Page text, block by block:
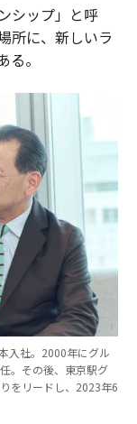
シップ」と呼
所に、新しいラ
。
入社。2000年にグル
。その後、東京駅グ
をリードし、2023年6